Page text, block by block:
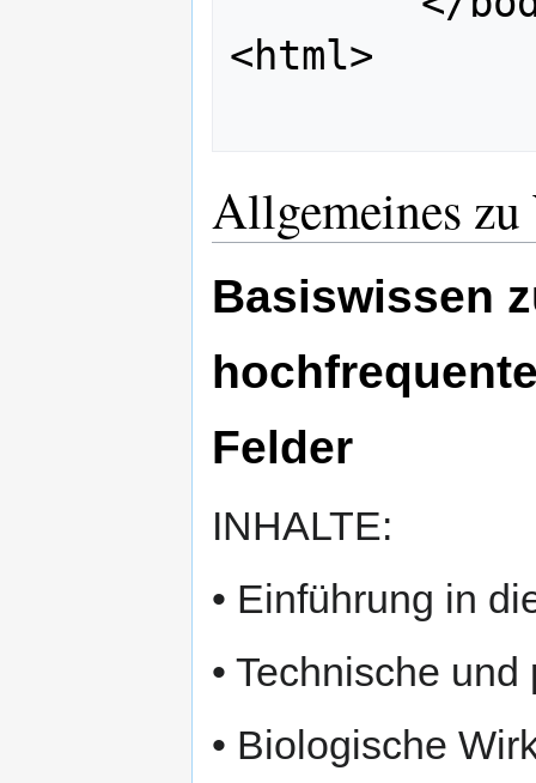
<html>
Allgemeines
Basiswissen
Felder
INHALTE:
• Einführung in
• Technische
• Biologische